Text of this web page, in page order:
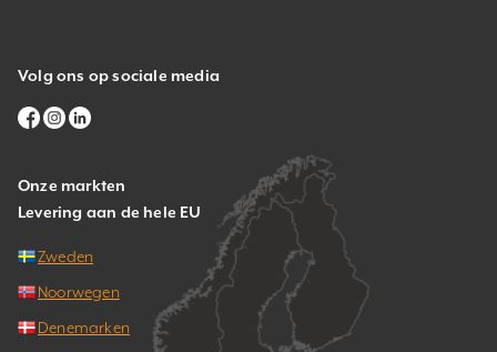
Volg ons op sociale media
Onze markten
Levering aan de hele EU
Zweden
Noorwegen
Denemarken